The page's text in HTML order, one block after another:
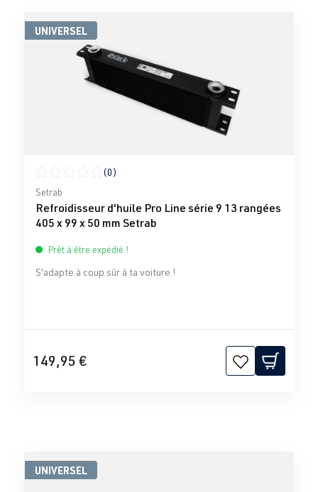
UNIVERSEL
Note moyenne de 0 sur 5 étoiles
(0)
Setrab
Refroidisseur d'huile Pro Line série 9 13 rangées
405 x 99 x 50 mm Setrab
Prêt à être expédié !
S'adapte à coup sûr à ta voiture !
149,95 €
UNIVERSEL